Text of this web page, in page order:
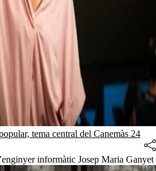
tema central del Canemàs 24
informàtic Josep Maria Ganyet